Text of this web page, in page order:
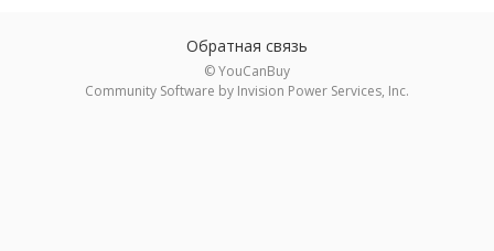
Обратная связь
© YouCanBuy
Community Software by Invision Power Services, Inc.